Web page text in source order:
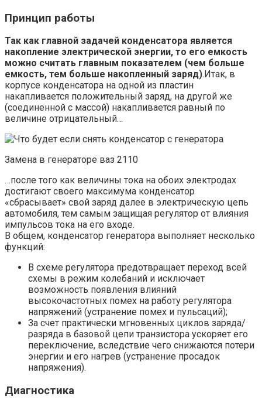
Принцип работы
Так как главной задачей конденсатора является
накопление электрической энергии, то его емкость
можно считать главным показателем (чем больше
емкость, тем больше накопленный заряд).Итак, в
корпусе конденсатора на одной из пластин
накапливается положительный заряд, на другой же
(соединенной с массой) накапливается равный по
величине отрицательный…
Замена в генераторе ваз 2110
…после того как величины тока на обоих электродах
достигают своего максимума конденсатор
«сбрасывает» свой заряд далее в электрическую цепь
автомобиля, тем самым защищая регулятор от влияния
импульсов тока на его входе.
В общем, конденсатор генератора выполняет несколько
функций:
В схеме регулятора предотвращает переход всей
схемы в режим колебаний и исключает
возможность появления влияний
высокочастотных помех на работу регулятора
напряжений (устранение помех и пульсаций);
За счет практически мгновенных циклов заряда/
разряда в базовой цепи транзистора ускоряет его
переключение, вследствие чего снижаются потери
энергии и его нагрев (устранение просадок
напряжения).
Диагностика